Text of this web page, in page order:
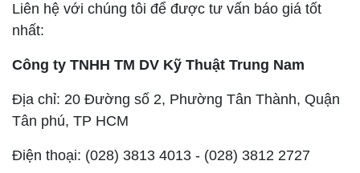
Liên hệ với chúng tôi để được tư vấn báo giá tốt
nhất:
Công ty TNHH TM DV Kỹ Thuật Trung Nam
Địa chỉ: 20 Đường số 2, Phường Tân Thành, Quận
Tân phú, TP HCM
Điện thoại: (028) 3813 4013 - (028) 3812 2727